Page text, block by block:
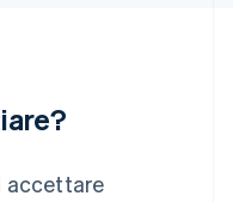
accettare